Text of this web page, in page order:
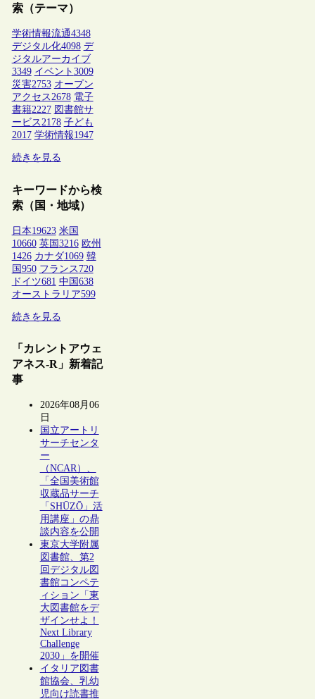
索（テーマ）
学術情報流通4348
デジタル化4098 デ
ジタルアーカイブ
3349 イベント 3009
災害2753 オープン
アクセス2678 電子
書籍2227 図書館サ
ービス2178 子ども
2017 学術情報1947
続きを見る
キーワードから検
索（国・地域）
日本19623 米国
10660 英国 3216 欧州
1426 カナダ1069 韓
国 950 フランス 720
ドイツ681 中国 638
オーストラリア599
続きを見る
「カレントアウェ
アネス-R」新着記
事
2026年08月06
日
国立アートリ
サーチセンタ
ー
（NCAR）、
「全国美術館
収蔵品サーチ
「SHŪZŌ」活
用講座」の鼎
談内容を公開
東京大学附属
図書館、第2
回デジタル図
書館コンペテ
ィション「東
大図書館をデ
ザインせよ！
Next Library
Challenge
2030」を開催
イタリア図書
館協会、乳幼
児向け読書推